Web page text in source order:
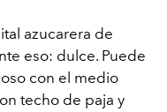
azucarera de
eso: dulce. Puede
con el medio
techo de paja y